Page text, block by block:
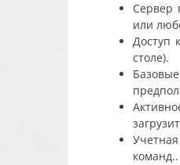
Сервер
или
Доступ
столе).
команд..